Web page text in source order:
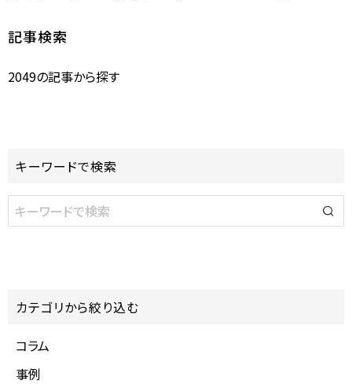
記事検索
2049の記事から探す
キーワードで検索
カテゴリから絞り込む
コラム
事例